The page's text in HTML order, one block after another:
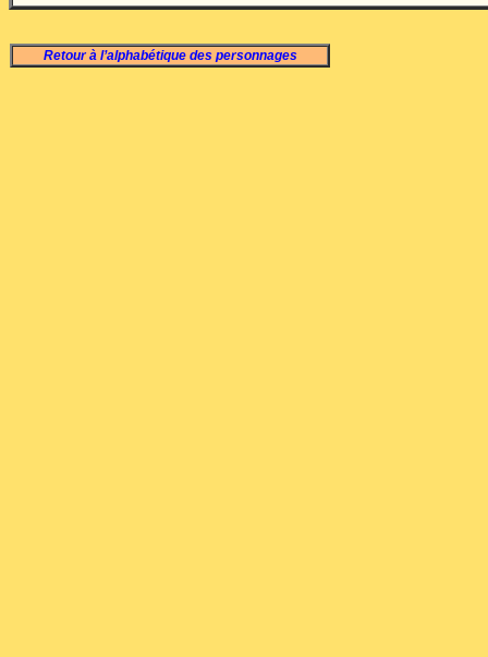
Retour à l’alphabétique des personnages